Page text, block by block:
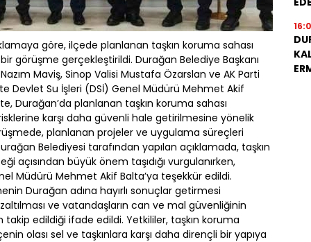
göre, ilçede planlanan taşkın koruma sahası
görüşme gerçekleştirildi. Durağan Belediye Başkanı
Maviş, Sinop Valisi Mustafa Özarslan ve AK Parti
Devlet Su İşleri (DSİ) Genel Müdürü Mehmet Akif
Durağan’da planlanan taşkın koruma sahası
karşı daha güvenli hale getirilmesine yönelik
planlanan projeler ve uygulama süreçleri
Belediyesi tarafından yapılan açıklamada, taşkın
açısından büyük önem taşıdığı vurgulanırken,
Müdürü Mehmet Akif Balta’ya teşekkür edildi.
Durağan adına hayırlı sonuçlar getirmesi
ve vatandaşların can ve mal güvenliğinin
takip edildiği ifade edildi. Yetkililer, taşkın koruma
olası sel ve taşkınlara karşı daha dirençli bir yapıya